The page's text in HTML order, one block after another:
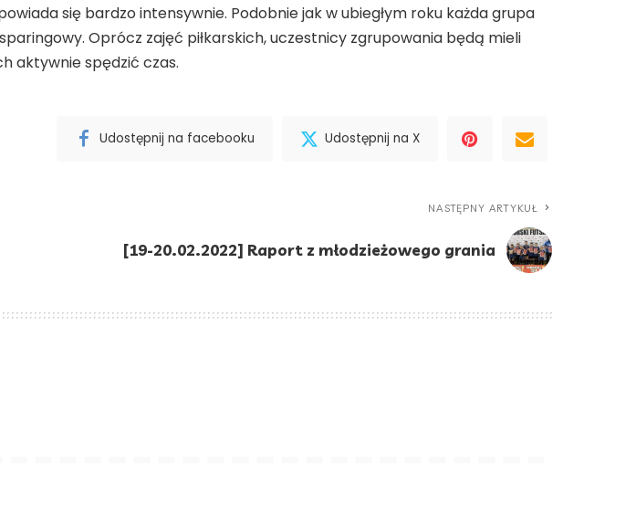
się bardzo intensywnie. Podobnie jak w ubiegłym roku każda grupa
Oprócz zajęć piłkarskich, uczestnicy zgrupowania będą mieli
aktywnie spędzić czas.
Udostępnij na facebooku Udostępnij na X
NASTĘPNY ARTYKUŁ
[19-20.02.2022] Raport z młodzieżowego grania